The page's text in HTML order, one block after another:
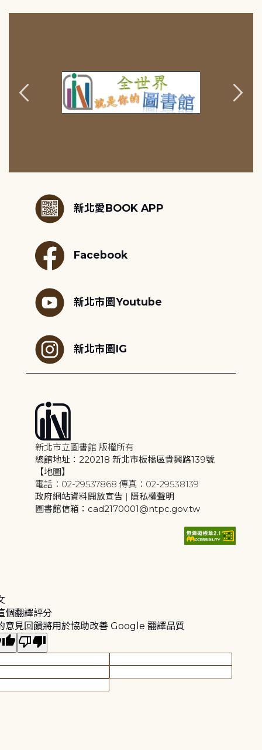
新北愛BOOK APP
Facebook
新北市圖Youtube
新北市圖IG
新北市立圖書館 版權所有
總館地址：220218 新北市板橋區貴興路139號
【地圖】
電話：02-29537868 傳真：02-29538139
政府網站資料開放宣告 | 隱私權聲明
圖書館信箱：cad2170001@ntpc.gov.tw
個翻譯評分
意見回饋將用於協助改善 Google 翻譯品質